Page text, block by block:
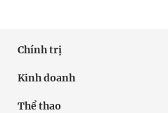
Chính trị
Kinh doanh
Thể thao